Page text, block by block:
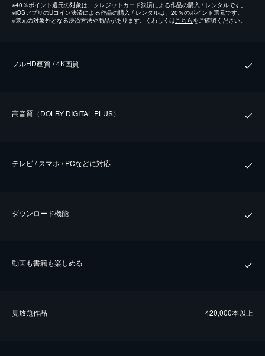
※40％ポイント還元の対象は、クレジットカード決済による作品の購入 / レンタルです。
※iOSアプリのUコイン決済による作品の購入 / レンタルは、20％のポイント還元です。
※還元の対象外となる決済方法や商品があります。くわしくはこちらをご確認ください。
フルHD画質 / 4K画質
⾼⾳質（DOLBY DIGITAL PLUS）
テレビ / スマホ / PCなどに対応
ダウンロード機能
動画も書籍も楽しめる
⾒放題作品 420,000本以上